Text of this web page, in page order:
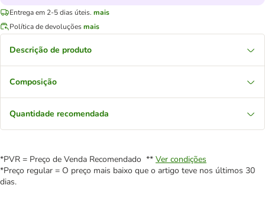
Entrega em 2-5 dias úteis. mais
Política de devoluçõesmais
Descrição de produto
Composição
Quantidade recomendada
*PVR = Preço de Venda Recomendado ** Ver condições
*Preço regular = O preço mais baixo que o artigo teve nos últimos 30
dias.